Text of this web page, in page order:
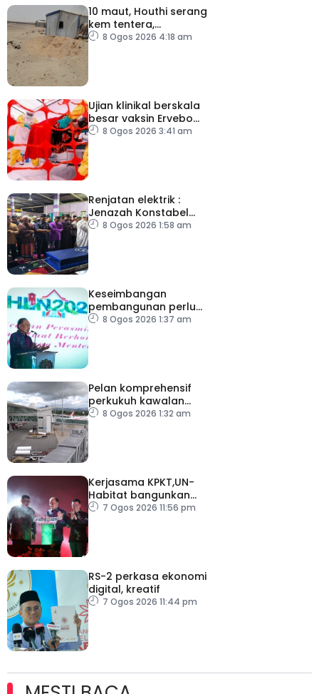
10 maut, Houthi serang
kem tentera,
penempatan pelarian
8 Ogos 2026 4:18 am
Ujian klinikal berskala
besar vaksin Ervebo
tangani wabak Ebola
8 Ogos 2026 3:41 am
Renjatan elektrik :
Jenazah Konstabel
Muhammad Raimi
8 Ogos 2026 1:58 am
Keseimbangan
pembangunan perlu
ambil kira lokasi tumpuan
8 Ogos 2026 1:37 am
Pelan komprehensif
perkukuh kawalan
keselamatan di semua
8 Ogos 2026 1:32 am
Kerjasama KPKT,UN-
Habitat bangunkan
inisiatif My Public Space
7 Ogos 2026 11:56 pm
RS-2 perkasa ekonomi
digital, kreatif
7 Ogos 2026 11:44 pm